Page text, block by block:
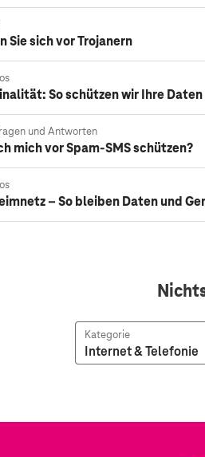
Sie sich vor Trojanern
So schützen wir Ihre
und Antworten
mich vor Spam-SMS schützen?
– So bleiben Daten und
Internet & Telefonie
Kategorie